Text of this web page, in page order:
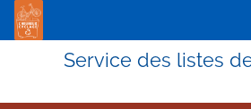
Service des listes